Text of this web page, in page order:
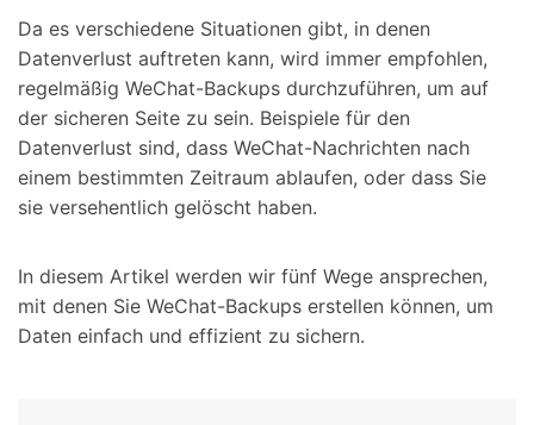
Da es verschiedene Situationen gibt, in denen
Datenverlust auftreten kann, wird immer empfohlen,
regelmäßig WeChat-Backups durchzuführen, um auf
der sicheren Seite zu sein. Beispiele für den
Datenverlust sind, dass WeChat-Nachrichten nach
einem bestimmten Zeitraum ablaufen, oder dass Sie
sie versehentlich gelöscht haben.
In diesem Artikel werden wir fünf Wege ansprechen,
mit denen Sie WeChat-Backups erstellen können, um
Daten einfach und effizient zu sichern.